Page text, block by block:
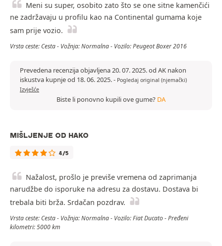
Meni su super, osobito zato što se one sitne kamenčići
ne zadržavaju u profilu kao na Continental gumama koje
sam prije vozio.
Vrsta ceste: Cesta - Vožnja: Normalna - Vozilo: Peugeot Boxer 2016
Prevedena recenzija objavljena 20. 07. 2025. od AK nakon
iskustva kupnje od 18. 06. 2025.- Pogledaj original (njemački)
Izvješće
Biste li ponovno kupili ove gume? DA
MIŠLJENJE OD HAKO
4/5
Nažalost, prošlo je previše vremena od zaprimanja
narudžbe do isporuke na adresu za dostavu. Dostava bi
trebala biti brža. Srdačan pozdrav.
Vrsta ceste: Cesta - Vožnja: Normalna - Vozilo: Fiat Ducato - Pređeni
kilometri: 5000 km